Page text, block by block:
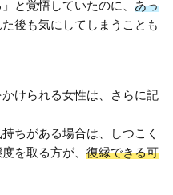
と覚悟していたのに、 あっ
た後も気にしてしまうことも
けられる女性は、さらに記
ちがある場合は、しつこく
を取る方が、 復縁できる可